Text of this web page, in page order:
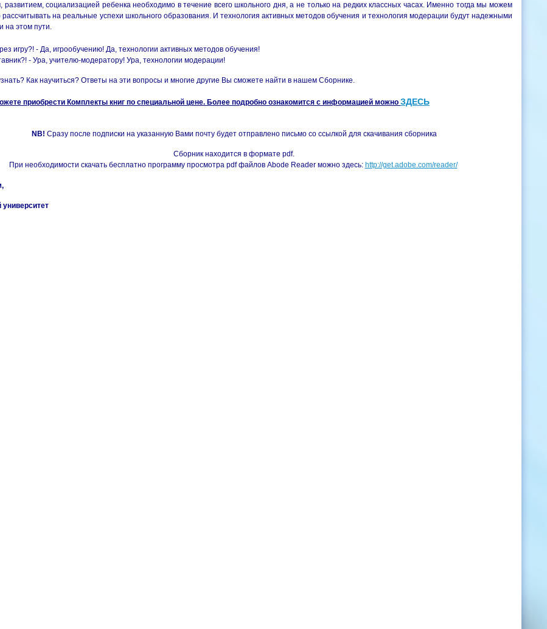
развитием, социализацией ребенка необходимо в течение всего школьного дня, а не только на редких классных часах. Именно тогда мы можем
на реальные успехи школьного образования. И технология активных методов обучения и технология модерации будут надежными
на этом пути.
игру?! - Да, игрообучению! Да, технологии активных методов обучения!
- Ура, учителю-модератору! Ура, технологии модерации!
Как научиться? Ответы на эти вопросы и многие другие Вы сможете найти в нашем Сборнике.
приобрести Комплекты книг по специальной цене. Более подробно ознакомится с информацией можно ЗДЕСЬ
NB! Сразу после подписки на указанную Вами почту будет отправлено письмо со ссылкой для скачивания сборника
Сборник находится в формате pdf.
При необходимости скачать бесплатно программу просмотра pdf файлов Abode Reader можно здесь: http://get.adobe.com/reader/